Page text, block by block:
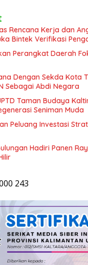
Rencana Kerja dan
Bintek Verifikasi
Perangkat Daerah
Dengan Sekda Kota
Taman Budaya
Seniman Muda
Peluang Investasi
Hadiri Panen
243